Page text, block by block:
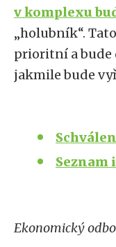
v komplexu
„holubník“.
prioritní a bude
jakmile bude
Seznam
Ekonomický